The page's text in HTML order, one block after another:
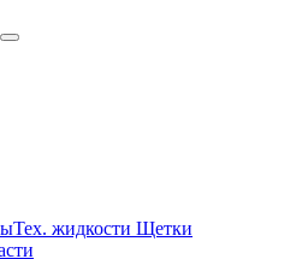
Тех. жидкости Щетки